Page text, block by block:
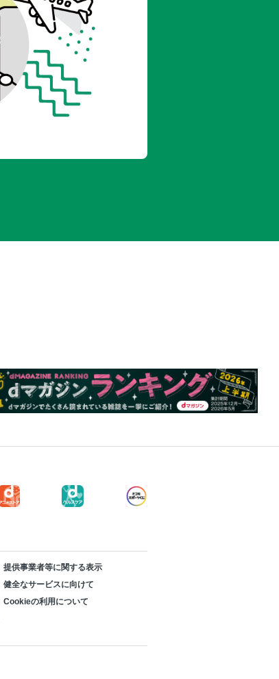
提供事業者等に関する表示
健全なサービスに向けて
Cookieの利用について